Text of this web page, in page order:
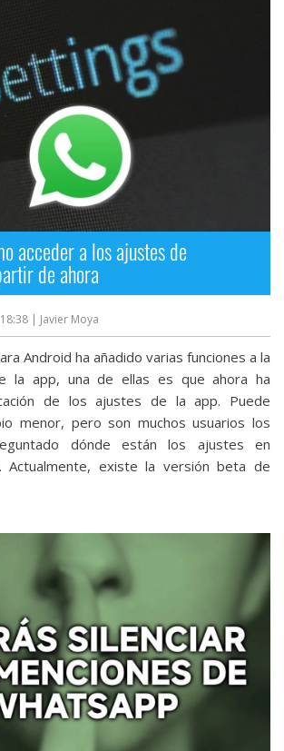
acceder a los ajustes de
de ahora
| Javier Moya
Android ha añadido varias funciones a la
la app, una de ellas es que ahora ha
de los ajustes de la app. Puede
menor, pero son muchos usuarios los
dónde están los ajustes en
Actualmente, existe la versión beta de